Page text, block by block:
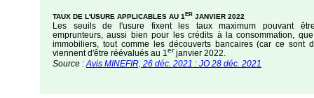
TAUX DE L'USURE APPLICABLES AU 1 ER JANVIER 2022
Les seuils de l'usure fixent les taux maximum pouvant
emprunteurs, aussi bien pour les crédits à la consommation,
immobiliers, tout comme les découverts bancaires (car ce sont
viennent d'être réévalués au 1er janvier 2022.
Source :Avis MINEFIR, 26 déc. 2021 : JO 28 déc. 2021